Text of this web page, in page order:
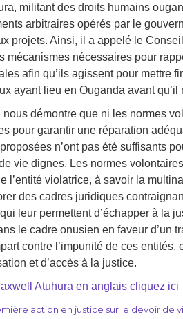
militant des droits humains
arbitraires opérés par le
projets. Ainsi, il a appelé le
mécanismes nécessaires pour
afin qu’ils agissent pour mettre
ayant lieu en Ouganda avant qu’il
nous démontre que ni les normes
pour garantir une réparation
n’ont pas été suffisants
vie dignes. Les normes
l’entité violatrice, à savoir la
des cadres juridiques
leur permettent d’échapper à la
le cadre onusien en faveur d’un
contre l’impunité de ces
et d’accès à la justice.
Atuhura en anglais cliquez ici
action en justice sur le devoir de